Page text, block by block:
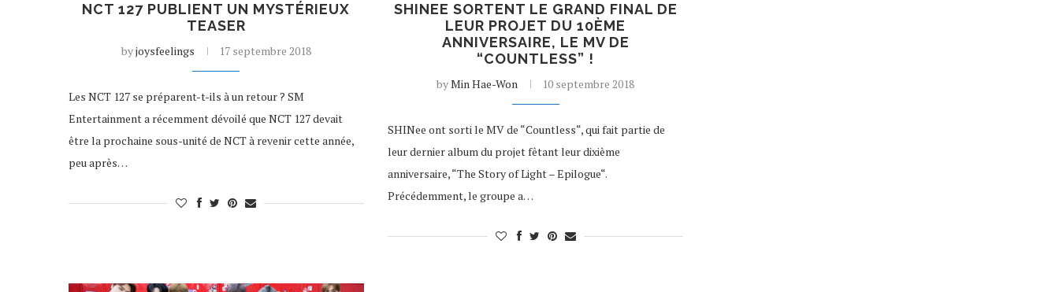
NCT 127 PUBLIENT UN MYSTÉRIEUX
TEASER
byjoysfeelings 17 septembre 2018
Les NCT 127 se préparent-t-ils à un retour ? SM
Entertainment a récemment dévoilé que NCT 127 devait
être la prochaine sous-unité de NCT à revenir cette année,
peu après…
SHINEE SORTENT LE GRAND FINAL DE
LEUR PROJET DU 10ÈME
ANNIVERSAIRE, LE MV DE
“COUNTLESS” !
byMin Hae-Won 10 septembre 2018
SHINee ont sorti le MV de “Countless“, qui fait partie de
leur dernier album du projet fêtant leur dixième
anniversaire, “The Story of Light – Epilogue“.
Précédemment, le groupe a…